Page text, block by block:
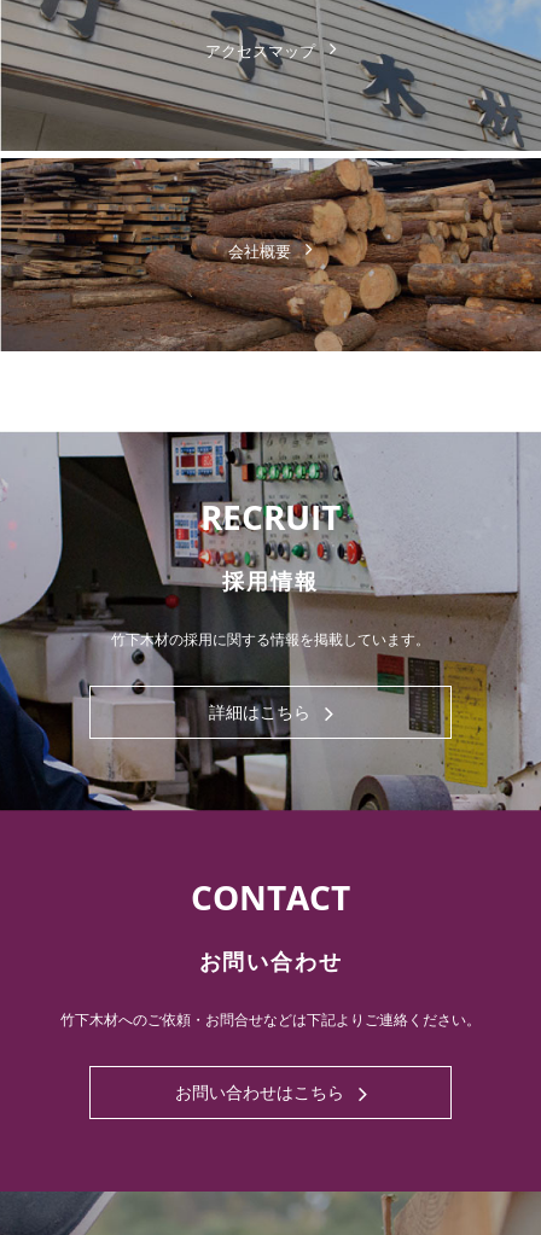
アクセスマップ
会社概要
RECRUIT
採用情報
竹下木材の採用に関する情報を掲載しています。
詳細はこちら
CONTACT
お問い合わせ
竹下木材へのご依頼・お問合せなどは下記よりご連絡ください。
お問い合わせはこちら